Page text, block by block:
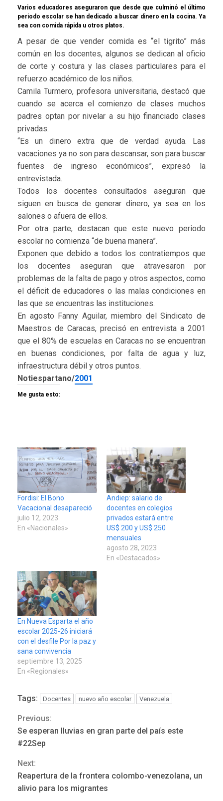
Varios educadores aseguraron que desde que culminó el último
periodo escolar se han dedicado a buscar dinero en la cocina. Ya
sea con comida rápida u otros platos.
A pesar de que vender comida es “el tigrito” más
común en los docentes, algunos se dedican al oficio
de corte y costura y las clases particulares para el
refuerzo académico de los niños.
Camila Turmero, profesora universitaria, destacó que
cuando se acerca el comienzo de clases muchos
padres optan por nivelar a su hijo financiado clases
privadas.
“Es un dinero extra que de verdad ayuda. Las
vacaciones ya no son para descansar, son para buscar
fuentes de ingreso económicos”, expresó la
entrevistada.
Todos los docentes consultados aseguran que
siguen en busca de generar dinero, ya sea en los
salones o afuera de ellos.
Por otra parte, destacan que este nuevo periodo
escolar no comienza “de buena manera”.
Exponen que debido a todos los contratiempos que
los docentes aseguran que atravesaron por
problemas de la falta de pago y otros aspectos, como
el déficit de educadores o las malas condiciones en
las que se encuentras las instituciones.
En agosto Fanny Aguilar, miembro del Sindicato de
Maestros de Caracas, precisó en entrevista a 2001
que el 80% de escuelas en Caracas no se encuentran
en buenas condiciones, por falta de agua y luz,
infraestructura débil y otros puntos.
Notiespartano/2001
Me gusta esto:
Fordisi: El Bono
Vacacional desapareció
julio 12, 2023
En «Nacionales»
Andiep: salario de
docentes en colegios
privados estará entre
US$ 200 y US$ 250
mensuales
agosto 28, 2023
En «Destacados»
En Nueva Esparta el año
escolar 2025-26 iniciará
con el desfile Por la paz y
sana convivencia
septiembre 13, 2025
En «Regionales»
Tags: Docentes nuevo año escolar Venezuela
Continue
Reading
Previous:
Se esperan lluvias en gran parte del país este
#22Sep
Next:
Reapertura de la frontera colombo-venezolana, un
alivio para los migrantes
3
LATINOAMÉRICA Y CARIBE
armados